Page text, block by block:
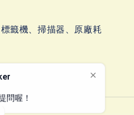
問喔！
籤機、掃描器、原廠耗